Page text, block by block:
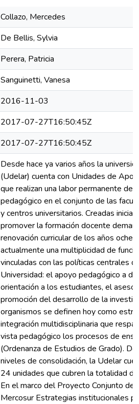
Collazo, Mercedes
De Bellis, Sylvia
Perera, Patricia
Sanguinetti, Vanesa
2016-11-03
2017-07-27T16:50:45Z
2017-07-27T16:50:45Z
Desde hace ya varios años la
(Udelar) cuenta con Unidades de
que realizan una labor permanente de
pedagógico en el conjunto de las
y centros universitarios. Creadas
promover la formación docente
renovación curricular de los años
actualmente una multiplicidad de
vinculadas con las políticas centrales
Universidad: el apoyo pedagógico a
orientación a los estudiantes, el
promoción del desarrollo de la
organismos se definen hoy como
integración multidisciplinaria que
vista pedagógico los procesos de
(Ordenanza de Estudios de Grado).
niveles de consolidación, la Udelar
24 unidades que cubren la totalidad
En el marco del Proyecto Conjunto de
Mercosur Estrategias institucionales